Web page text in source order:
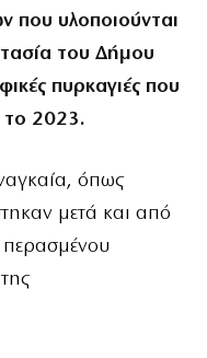
που υλοποιούνται
του Δήμου
πυρκαγιές που
το 2023.
όπως
μετά και από
περασμένου